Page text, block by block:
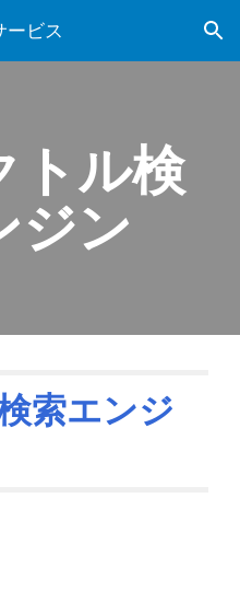
Skip to navigation
ービス
トル検
ジン
索エンジ